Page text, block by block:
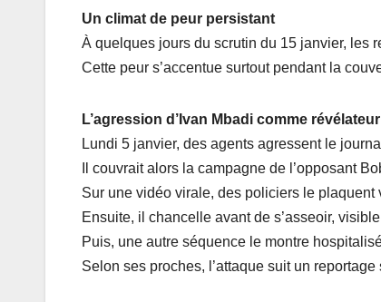
Un climat de peur persistant
À quelques jours du scrutin du 15 janvier, les
Cette peur s’accentue surtout pendant la
L’agression d’Ivan Mbadi comme révélateur
Lundi 5 janvier, des agents agressent le
Il couvrait alors la campagne de l’opposant
Sur une vidéo virale, des policiers le plaquent
Ensuite, il chancelle avant de s’asseoir,
Puis, une autre séquence le montre
Selon ses proches, l’attaque suit un